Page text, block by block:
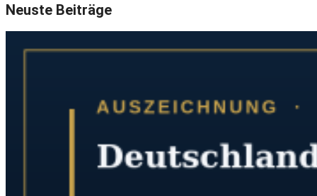
Neuste Beiträge